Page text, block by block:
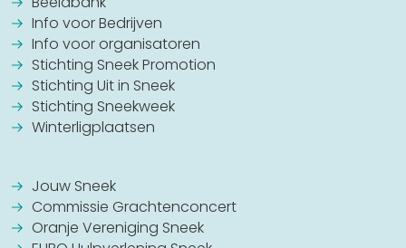
Info voor Bedrijven
Info voor organisatoren
Stichting Sneek Promotion
Stichting Uit in Sneek
Stichting Sneekweek
Winterligplaatsen
Jouw Sneek
Commissie Grachtenconcert
Oranje Vereniging Sneek